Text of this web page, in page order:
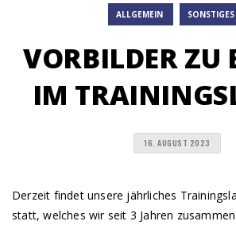
ALLGEMEIN SONSTIGES
VORBILDER ZU
IM
16. AUGUST 2023
Derzeit findet unsere jährliches
statt, welches wir seit 3 Jahren